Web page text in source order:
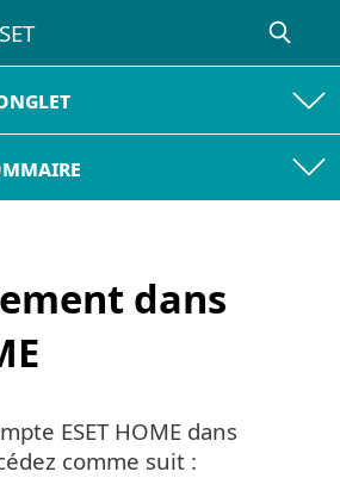
dans
ESET HOME dans
comme suit :